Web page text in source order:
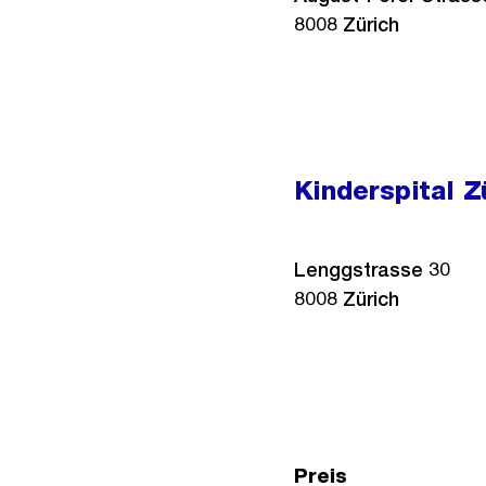
8008 Zürich
Kinderspital
Lenggstrasse 30
8008 Zürich
Preis